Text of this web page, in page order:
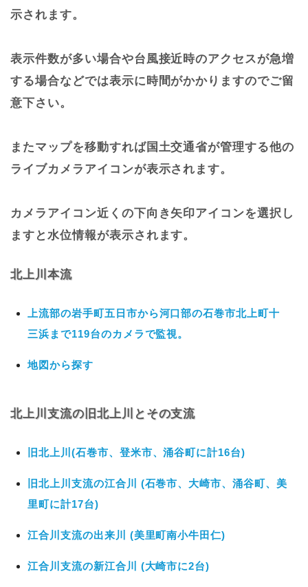
示されます。
表示件数が多い場合や台風接近時のアクセスが急増
する場合などでは表示に時間がかかりますのでご留
意下さい。
またマップを移動すれば国土交通省が管理する他の
ライブカメラアイコンが表示されます。
カメラアイコン近くの下向き矢印アイコンを選択し
ますと水位情報が表示されます。
北上川本流
上流部の岩手町五日市から河口部の石巻市北上町十
三浜まで119台のカメラで監視。
地図から探す
北上川支流の旧北上川とその支流
旧北上川(石巻市、登米市、涌谷町に計16台)
旧北上川支流の江合川 (石巻市、大崎市、涌谷町、美
里町に計17台)
江合川支流の出来川 (美里町南小牛田仁)
江合川支流の新江合川 (大崎市に2台)